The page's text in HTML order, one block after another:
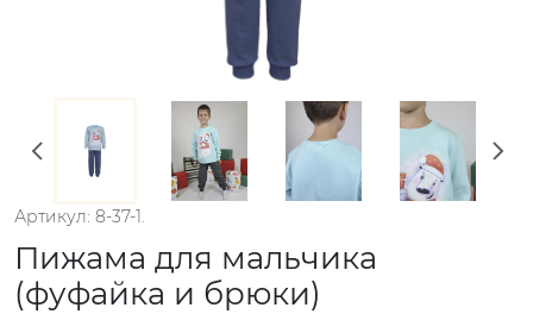
Артикул: 8-37-1.
Пижама для мальчика
(фуфайка и брюки)